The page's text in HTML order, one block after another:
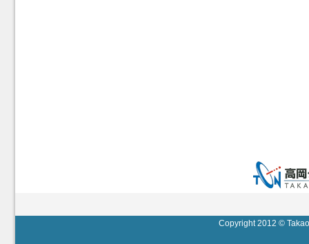
Copyright 2012 ©